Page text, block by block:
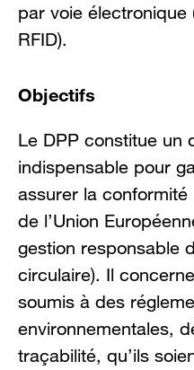
par voie
RFID).
Objectifs
Le DPP constitue un
indispensable pour
assurer la conformité
de l’Union
gestion responsable
circulaire). Il
soumis à des
environnementales,
traçabilité, qu’ils